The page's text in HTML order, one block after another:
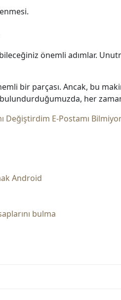
önemli adımlar.
bir parçası. Ancak, bu
her
Değiştirdim E-Postamı
Android
bulma